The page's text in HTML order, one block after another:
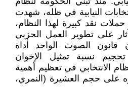
النيابية في ظله، شهدت
حملات نقد كبيرة لهذا النظام،
على تطوير العمل الحزبي
قانون الصوت الواحد أداة
نسبة تمثيل الإخوان
الانتخابي في تعظيم أهمية
على حجم العشيرة (النمري،